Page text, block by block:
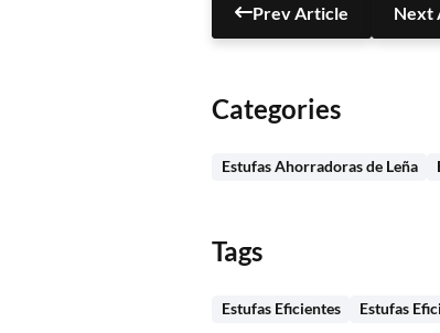
Prev Article Next
Categories
Estufas Ahorradoras de Leña
Tags
Estufas Eficientes Estufas